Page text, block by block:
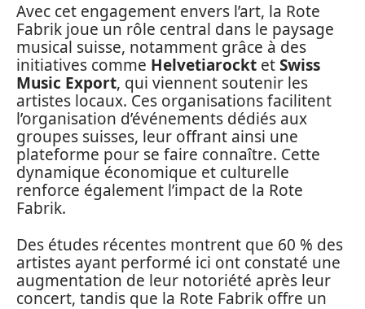
Avec cet engagement envers l’art, la Rote
Fabrik joue un rôle central dans le paysage
musical suisse, notamment grâce à des
initiatives comme Helvetiarockt etSwiss
Music Export, qui viennent soutenir les
artistes locaux. Ces organisations facilitent
l’organisation d’événements dédiés aux
groupes suisses, leur offrant ainsi une
plateforme pour se faire connaître. Cette
dynamique économique et culturelle
renforce également l’impact de la Rote
Fabrik.
Des études récentes montrent que 60 % des
artistes ayant performé ici ont constaté une
augmentation de leur notoriété après leur
concert, tandis que la Rote Fabrik offre un